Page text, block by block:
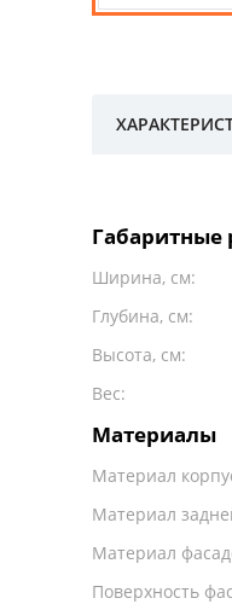
Габаритные
Ширина, см:
Глубина, см:
Высота, см:
Вес:
Материалы
Материал
Материал
Материал
Поверхность